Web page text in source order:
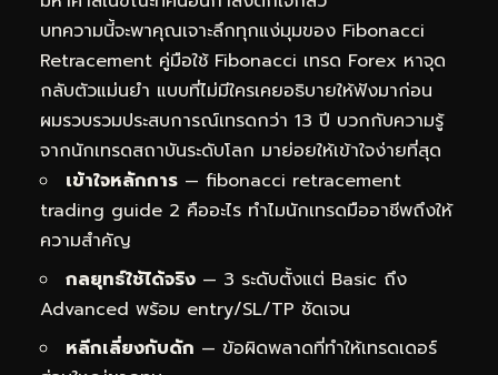
บทความนี้จะพาคุณเจาะลึกทุกแง่มุมของ Fibonacci
Retracement คู่มือใช้ Fibonacci เทรด Forex หาจุด
กลับตัวแม่นยำ แบบที่ไม่มีใครเคยอธิบายให้ฟังมาก่อน
ผมรวบรวมประสบการณ์เทรดกว่า 13 ปี บวกกับความรู้
จากนักเทรดสถาบันระดับโลก มาย่อยให้เข้าใจง่ายที่สุด
เข้าใจหลักการ — fibonacci retracement
trading guide 2 คืออะไร ทำไมนักเทรดมืออาชีพถึงให้
ความสำคัญ
กลยุทธ์ใช้ได้จริง — 3 ระดับตั้งแต่ Basic ถึง
Advanced พร้อม entry/SL/TP ชัดเจน
หลีกเลี่ยงกับดัก — ข้อผิดพลาดที่ทำให้เทรดเดอร์